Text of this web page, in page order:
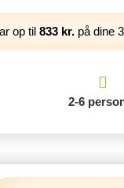
op til 833 kr. på dine
2-6